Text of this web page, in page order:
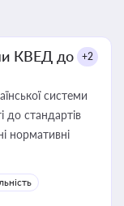
КВЕД до
+2
системи
до стандартів
нормативні